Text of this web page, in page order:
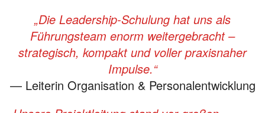
„Die Leadership-Schulung hat uns als
Führungsteam enorm weitergebracht –
strategisch, kompakt und voller praxisnaher
Impulse.“
— Leiterin Organisation & Personalentwicklung